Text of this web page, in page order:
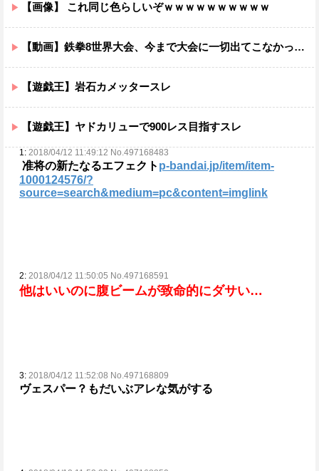
【画像】 これ同じ色らしいぞｗｗｗｗｗｗｗｗｗｗ
【動画】鉄拳8世界大会、今まで大会に一切出てこなかった誰も知らない無名のパキスタン人が世界王者を5タテで完封して優勝するｗｗｗｗｗｗｗ
【遊戯王】岩石カメッタースレ
【遊戯王】ヤドカリューで900レス目指すスレ
1: 2018/04/12 11:49:12 No.497168483
准将の新たなるエフェクト p-bandai.jp/item/item-
1000124576/?
source=search&medium=pc&content=imglink
2: 2018/04/12 11:50:05 No.497168591
他はいいのに腹ビームが致命的にダサい…
3: 2018/04/12 11:52:08 No.497168809
ヴェスパー？もだいぶアレな気がする